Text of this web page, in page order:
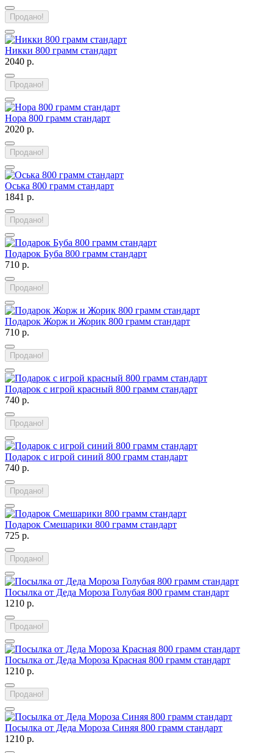
Продано!
Никки 800 грамм стандарт
2040 р.
Продано!
Нора 800 грамм стандарт
2020 р.
Продано!
Оська 800 грамм стандарт
1841 р.
Продано!
Подарок Буба 800 грамм стандарт
710 р.
Продано!
Подарок Жорж и Жорик 800 грамм стандарт
710 р.
Продано!
Подарок с игрой красный 800 грамм стандарт
740 р.
Продано!
Подарок с игрой синий 800 грамм стандарт
740 р.
Продано!
Подарок Смешарики 800 грамм стандарт
725 р.
Продано!
Посылка от Деда Мороза Голубая 800 грамм стандарт
1210 р.
Продано!
Посылка от Деда Мороза Красная 800 грамм стандарт
1210 р.
Продано!
Посылка от Деда Мороза Синяя 800 грамм стандарт
1210 р.